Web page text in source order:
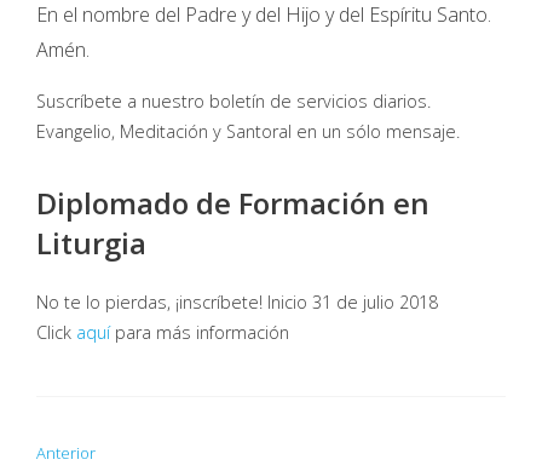
En el nombre del Padre y del Hijo y del Espíritu Santo.
Amén.
Suscríbete a nuestro boletín de servicios diarios.
Evangelio, Meditación y Santoral en un sólo mensaje.
Diplomado de Formación en
Liturgia
No te lo pierdas, ¡inscríbete! Inicio 31 de julio 2018
Click aquípara más información
Anterior